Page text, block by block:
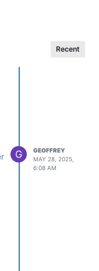
Recent
G
GEOFFREY
MAY 28, 2025,
6:08 AM